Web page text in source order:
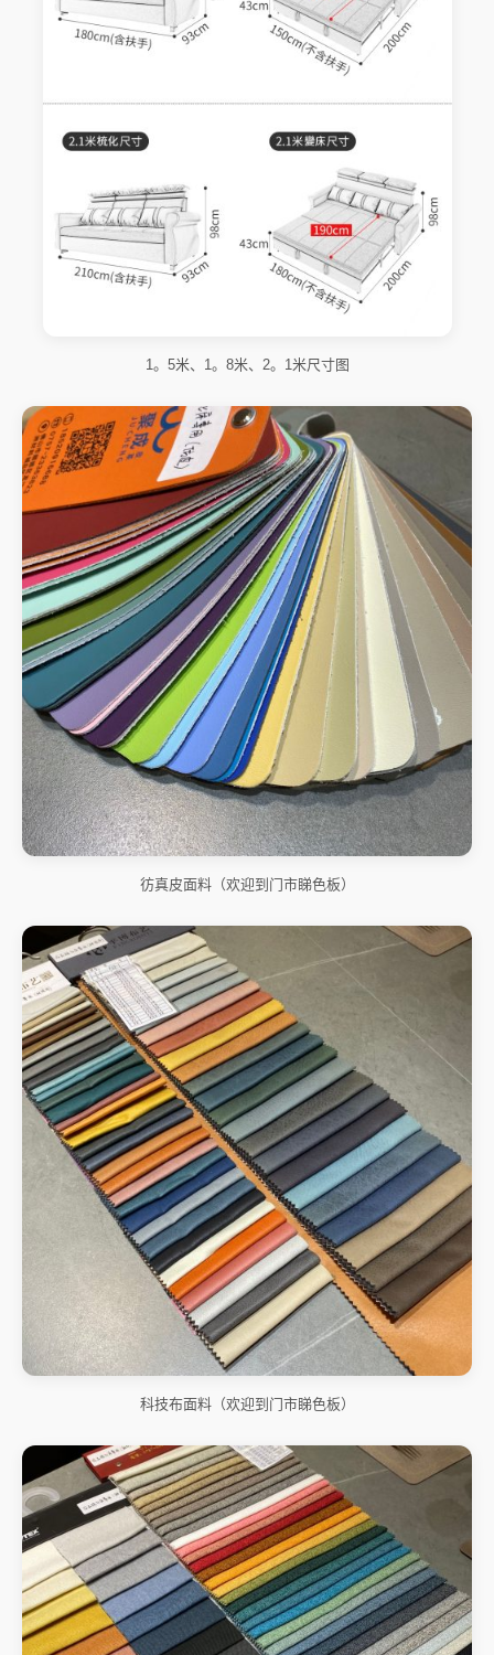
1。5米、1。8米、2。1米尺寸图
彷真皮面料（欢迎到门市睇色板）
科技布面料（欢迎到门市睇色板）